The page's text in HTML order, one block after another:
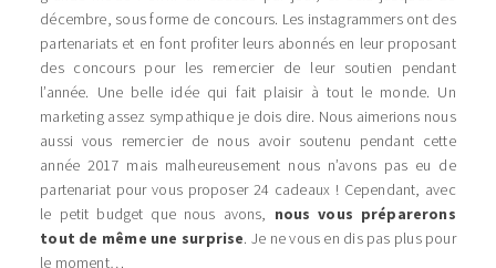
décembre, sous forme de concours. Les instagrammers ont des
partenariats et en font profiter leurs abonnés en leur proposant
des concours pour les remercier de leur soutien pendant
l’année. Une belle idée qui fait plaisir à tout le monde. Un
marketing assez sympathique je dois dire. Nous aimerions nous
aussi vous remercier de nous avoir soutenu pendant cette
année 2017 mais malheureusement nous n’avons pas eu de
partenariat pour vous proposer 24 cadeaux ! Cependant, avec
le petit budget que nous avons, nous vous préparerons
tout de même une surprise. Je ne vous en dis pas plus pour
le moment…